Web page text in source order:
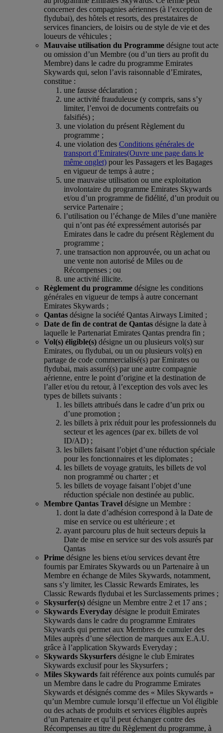
concerner des compagnies aériennes (à l’exception de
flydubai), des hôtels et resorts, des prestataires de
services financiers, de loisirs ou de style de vie et des
loueurs de véhicules ;
Mauvaise utilisation du Programme désigne tout acte
ou omission d’un Membre (ou d’un tiers au profit du
Membre) dans le cadre du programme Emirates
Skywards qui, selon l’avis raisonnable d’Emirates,
constitue :
une fausse déclaration ;
une activité frauduleuse (y compris, sans s’y
limiter, l’envoi de documents contrefaits ou
falsifiés) ;
une violation du présent Règlement du
programme ;
une violation des Conditions générales de
transport d’Emirates(Ouvre une page dans le
même onglet) pour les Passagers et les Bagages
en vigueur de temps à autre ;
une mauvaise utilisation ou une exploitation
involontaire du programme Emirates Skywards
et/ou d’un programme de fidélité, d’un produit ou
service Partenaire ;
l’utilisation ou l’échange de Miles d’une manière
qui n’ont pas été expressément autorisés par
Emirates dans le cadre du présent Règlement du
programme ;
une transaction non approuvée, ou un achat ou
une vente non autorisé de Miles ou de
Récompenses ; ou
une activité illicite.
Règlement du programme désigne les conditions
générales en vigueur de temps à autre concernant
Emirates Skywards ;
Qantas désigne la société Qantas Airways Limited ;
Date de fin de contrat de Qantas désigne la date à
laquelle le Partenariat Emirates Qantas prendra fin ;
Vol(s) éligible(s) désigne un ou plusieurs vol(s) sur
Emirates, ou flydubai, ou un ou plusieurs vol(s) en
partage de code commercialisé(s) par Emirates ou
flydubai, mais assuré(s) par une autre compagnie
aérienne, entre le point d’origine et la destination de
l’aller et/ou du retour, à l’exception des vols avec les
types de billets suivants :
les billets attribués dans le cadre d’un prix ou
d’une promotion ;
les billets à prix réduit pour les professionnels du
secteur et les agences (par ex. billets de vol
ID/AD) ;
les billets faisant l’objet d’une réduction spéciale
pour les fonctionnaires et les diplomates ;
les billets de voyage gratuits, les billets de vol
non programmé ou charter ; et
les billets de voyage faisant l’objet d’une
réduction spéciale non destinée au public.
Membre Qantas Travel désigne un Membre :
dont la date d’adhésion correspond à la Date de
mise en service ou est ultérieure ; et
ayant parcouru plus de huit secteurs depuis la
Date de mise en service sur des vols assurés par
Qantas
Prime désigne les biens et/ou services devant être
fournis par Emirates Skywards ou un Partenaire à un
Membre en échange de Miles Skywards, notamment,
sans s’y limiter, les Classic Rewards Emirates, les
Classic Rewards flydubai et les Surclassements primes ;
Skysurfer(s) désigne un Membre entre 2 et 17 ans ;
Skywards Everyday désigne le produit Emirates
Skywards dans le cadre du programme Emirates
Skywards qui permet aux Membres de cumuler des
Miles auprès d’une sélection de marques aux E.A.U.
grâce à l’application Skywards Everyday ;
Skywards Skysurfers désigne le club Emirates
Skywards exclusif pour les Skysurfers ;
Miles Skywards fait référence aux points cumulés par
un Membre dans le cadre du Programme Emirates
Skywards et désignés comme des « Miles Skywards »
qu’un Membre cumule lorsqu’il effectue un Vol éligible
ou des achats de produits et services éligibles auprès
d’un Partenaire et qu’il peut échanger contre des
Récompenses au titre du Règlement du programme, à